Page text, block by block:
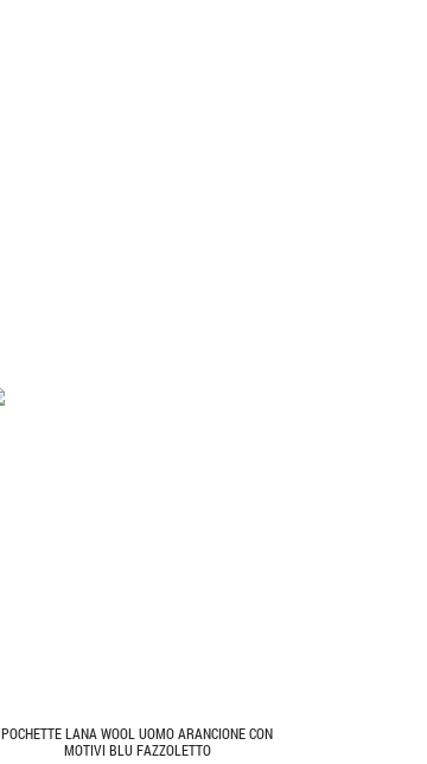
POCHETTE LANA WOOL UOMO ARANCIONE CON
MOTIVI BLU FAZZOLETTO